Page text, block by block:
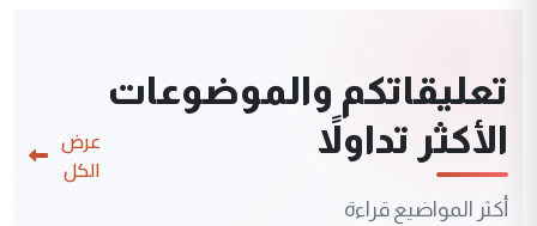
تعليقاتكم والموضوعات
الأكثر تداولاً
أكثر المواضيع قراءة
عرض
الكل